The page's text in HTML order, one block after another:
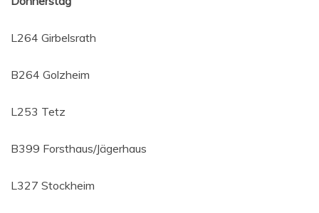
L264 Gir­bels­rath
B264 Golz­heim
L253 Tetz
B399 Forsthaus/Jägerhaus
L327 Stock­heim